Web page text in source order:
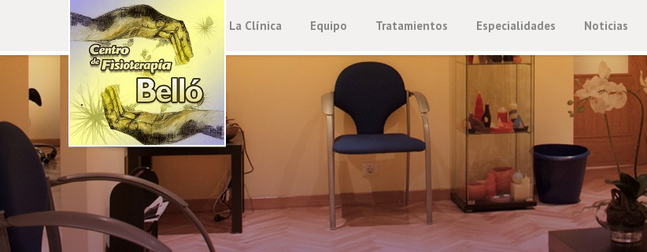
La Clínica Equipo Tratamientos Especialidades Noticias